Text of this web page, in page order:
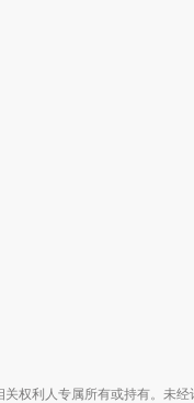
权利人专属所有或持有。未